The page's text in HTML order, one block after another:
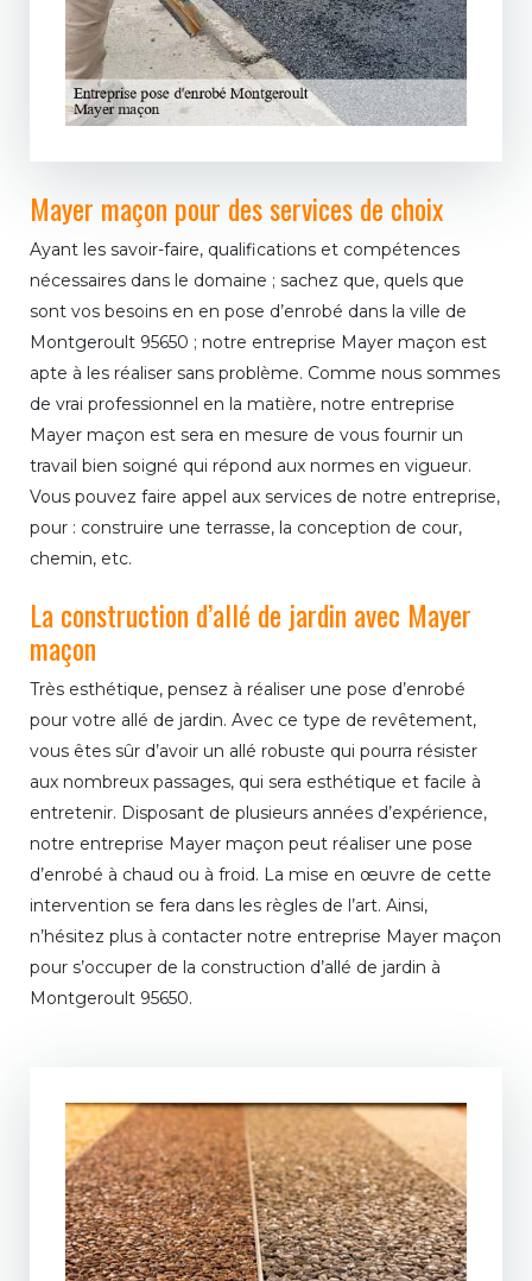
Mayer maçon pour des services de choix
Ayant les savoir-faire, qualifications et compétences
nécessaires dans le domaine ; sachez que, quels que
sont vos besoins en en pose d’enrobé dans la ville de
Montgeroult 95650 ; notre entreprise Mayer maçon est
apte à les réaliser sans problème. Comme nous sommes
de vrai professionnel en la matière, notre entreprise
Mayer maçon est sera en mesure de vous fournir un
travail bien soigné qui répond aux normes en vigueur.
Vous pouvez faire appel aux services de notre entreprise,
pour : construire une terrasse, la conception de cour,
chemin, etc.
La construction d’allé de jardin avec Mayer
maçon
Très esthétique, pensez à réaliser une pose d’enrobé
pour votre allé de jardin. Avec ce type de revêtement,
vous êtes sûr d’avoir un allé robuste qui pourra résister
aux nombreux passages, qui sera esthétique et facile à
entretenir. Disposant de plusieurs années d’expérience,
notre entreprise Mayer maçon peut réaliser une pose
d’enrobé à chaud ou à froid. La mise en œuvre de cette
intervention se fera dans les règles de l’art. Ainsi,
n’hésitez plus à contacter notre entreprise Mayer maçon
pour s’occuper de la construction d’allé de jardin à
Montgeroult 95650.